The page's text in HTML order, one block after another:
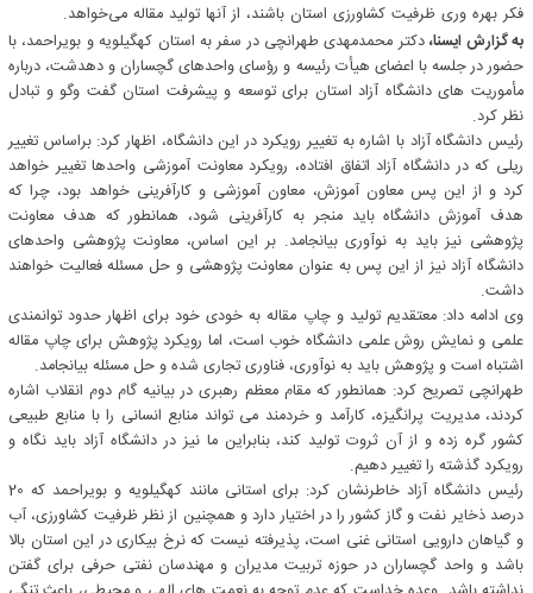
فکر بهره وری ظرفیت کشاورزی استان باشند، از آنها تولید مقاله می‌خواهد.
به گزارش ایسنا،دکتر محمدمهدی طهرانچی در سفر به استان کهگیلویه و بویراحمد، با
حضور در جلسه با اعضای هیأت رئیسه و رؤسای واحدهای گچساران و دهدشت، درباره
مأموریت های دانشگاه آزاد استان برای توسعه و پیشرفت استان گفت وگو و تبادل
نظر کرد.
رئیس دانشگاه آزاد با اشاره به تغییر رویکرد در این دانشگاه، اظهار کرد: براساس تغییر
ریلی که در دانشگاه آزاد اتفاق افتاده، رویکرد معاونت آموزشی واحدها تغییر خواهد
کرد و از این پس معاون آموزش، معاون آموزشی و کارآفرینی خواهد بود، چرا که
هدف آموزش دانشگاه باید منجر به کارآفرینی شود، همانطور که هدف معاونت
پژوهشی نیز باید به نوآوری بیانجامد. بر این اساس، معاونت پژوهشی واحدهای
دانشگاه آزاد نیز از این پس به عنوان معاونت پژوهشی و حل مسئله فعالیت خواهند
داشت.
وی ادامه داد: معتقدیم تولید و چاپ مقاله به خودی خود برای اظهار حدود توانمندی
علمی و نمایش روش علمی دانشگاه خوب است، اما رویکرد پژوهش برای چاپ مقاله
اشتباه است و پژوهش باید به نوآوری، فناوری تجاری شده و حل مسئله بیانجامد.
طهرانچی تصریح کرد: همانطور که مقام معظم رهبری در بیانیه گام دوم انقلاب اشاره
کردند، مدیریت پرانگیزه، کارآمد و خردمند می تواند منابع انسانی را با منابع طبیعی
کشور گره زده و از آن ثروت تولید کند، بنابراین ما نیز در دانشگاه آزاد باید نگاه و
رویکرد گذشته را تغییر دهیم.
رئیس دانشگاه آزاد خاطرنشان کرد: برای استانی مانند کهگیلویه و بویراحمد که 20
درصد ذخایر نفت و گاز کشور را در اختیار دارد و همچنین از نظر ظرفیت کشاورزی، آب
و گیاهان دارویی استانی غنی است، پذیرفته نیست که نرخ بیکاری در این استان بالا
باشد و واحد گچساران در حوزه تربیت مدیران و مهندسان نفتی حرفی برای گفتن